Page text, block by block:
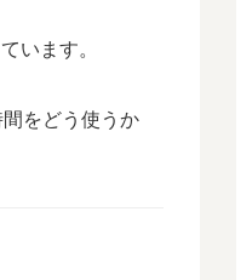
います。
をどう使うか